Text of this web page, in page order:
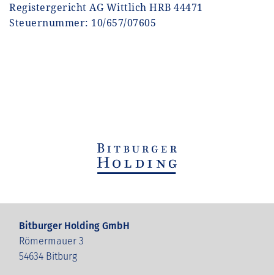
Registergericht AG Wittlich HRB 44471
Steuernummer: 10/657/07605
Bitburger Holding GmbH
Römermauer 3
54634 Bitburg